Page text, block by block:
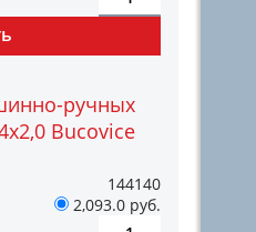
ручных
Bucovice
144140
2,093.0 руб.